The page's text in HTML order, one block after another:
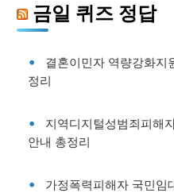
금일 퀴즈 정답
결혼이민자 역량강화지
정리
지역디지털성범죄피해
안내 총정리
가정폭력피해자 국민임